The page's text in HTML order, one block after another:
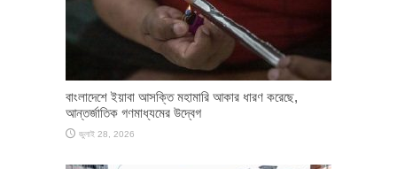
বাংলাদেশে ইয়াবা আসক্তি মহামারি আকার ধারণ করেছে,
আন্তর্জাতিক গণমাধ্যমের উদ্বেগ
জুলাই 28, 2026